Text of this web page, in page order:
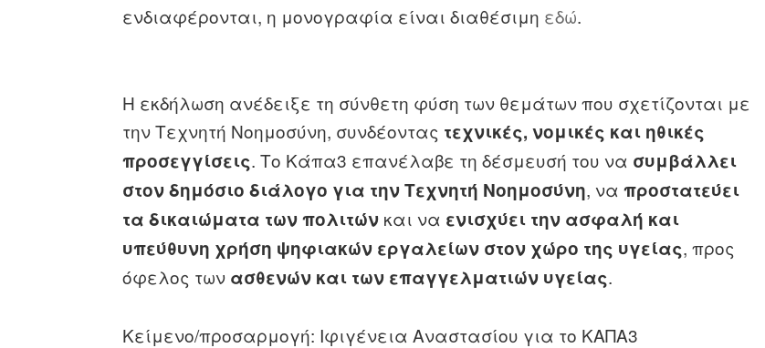
ενδιαφέρονται, η μονογραφία είναι διαθέσιμη εδώ.
Η εκδήλωση ανέδειξε τη σύνθετη φύση των θεμάτων που σχετίζονται με
την Τεχνητή Νοημοσύνη, συνδέοντας τεχνικές, νομικές και ηθικές
προσεγγίσεις. Το Κάπα3 επανέλαβε τη δέσμευσή του να συμβάλλει
στον δημόσιο διάλογο για την Τεχνητή Νοημοσύνη, ναπροστατεύει
τα δικαιώματα των πολιτών και να ενισχύει την ασφαλή και
υπεύθυνη χρήση ψηφιακών εργαλείων στον χώρο της υγείας, προς
όφελος των ασθενών και των επαγγελματιών υγείας.
Κείμενο/προσαρμογή: Ιφιγένεια Αναστασίου για το ΚΑΠΑ3